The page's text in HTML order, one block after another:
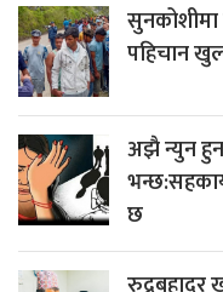
सुनकोशीमा
पहिचान
अझै न्युन हुन
छ